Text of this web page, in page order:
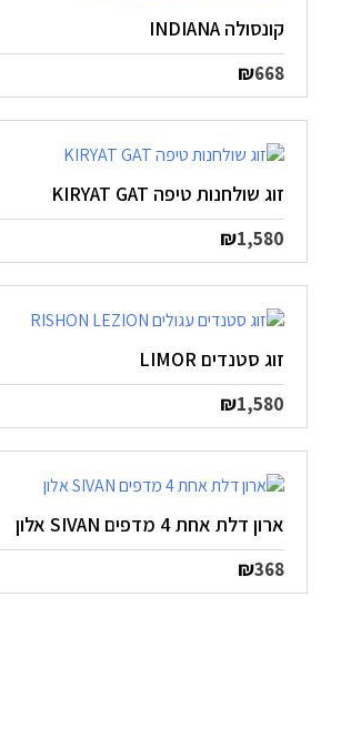
קונסולה INDIANA
₪668
זוג שולחנות טיפה KIRYAT GAT
₪1,580
זוג סטנדים LIMOR
₪1,580
ארון דלת אחת 4 מדפים SIVAN אלון
₪368